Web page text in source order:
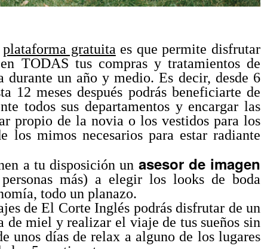
plataforma gratuita es que permite disfrutar
en TODAS tus compras y tratamientos de
durante un año y medio. Es decir, desde 6
12 meses después podrás beneficiarte de
todos sus departamentos y encargar las
propio de la novia o los vestidos para los
los mimos necesarios para estar radiante
a tu disposición un asesor de imagen
más) a elegir los looks de boda
todo un planazo.
de El Corte Inglés podrás disfrutar de un
de miel y realizar el viaje de tus sueños sin
unos días de relax a alguno de los lugares